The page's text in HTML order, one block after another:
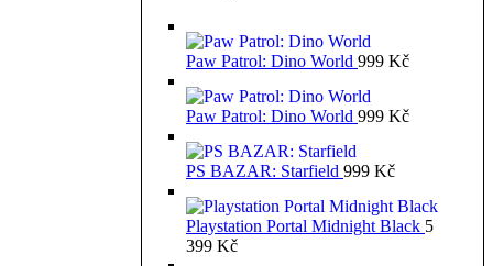
Paw Patrol: Dino World 999 Kč
Paw Patrol: Dino World 999 Kč
PS BAZAR: Starfield 999 Kč
Playstation Portal Midnight Black 5
399 Kč